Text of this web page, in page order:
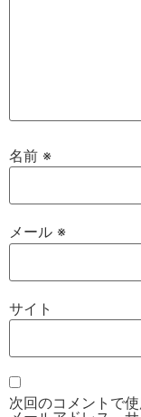
名前 ※
メール ※
サイト
次回のコメントで